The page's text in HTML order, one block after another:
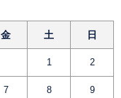
金 土 日
1 2
7 8 9